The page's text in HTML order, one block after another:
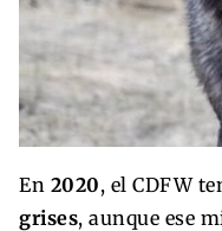
En 2020, el CDFW
grises, aunque ese